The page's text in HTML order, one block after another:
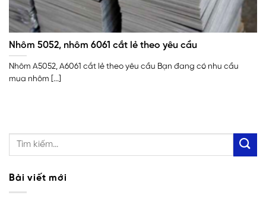
Nhôm 5052, nhôm 6061 cắt lẻ theo yêu cầu
Nhôm A5052, A6061 cắt lẻ theo yêu cầu Bạn đang có nhu cầu
mua nhôm [...]
Bài viết mới